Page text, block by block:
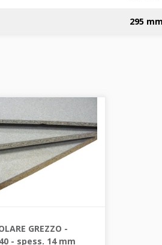
295 mm
GREZZO -
- spess. 14 mm